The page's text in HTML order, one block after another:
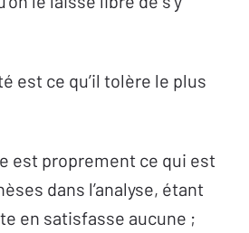
est ce qu’il tolère le plus
est proprement ce qui est
dans l’analyse, étant
en satisfasse aucune ;